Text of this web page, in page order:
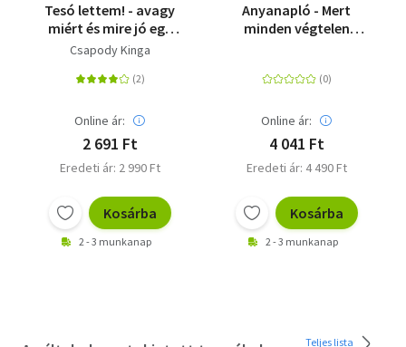
Tesó lettem! - avagy
miért és mire jó egy
kistesó
Csapody Kinga
Online ár:
2 691 Ft
Eredeti ár: 2 990 Ft
Kosárba
2 - 3 munkanap
Anyanapló - Mert
minden végtelen
Online ár:
4 041 Ft
Eredeti ár: 4 490 Ft
Kosárba
2 - 3 munkanap
Teljes lista